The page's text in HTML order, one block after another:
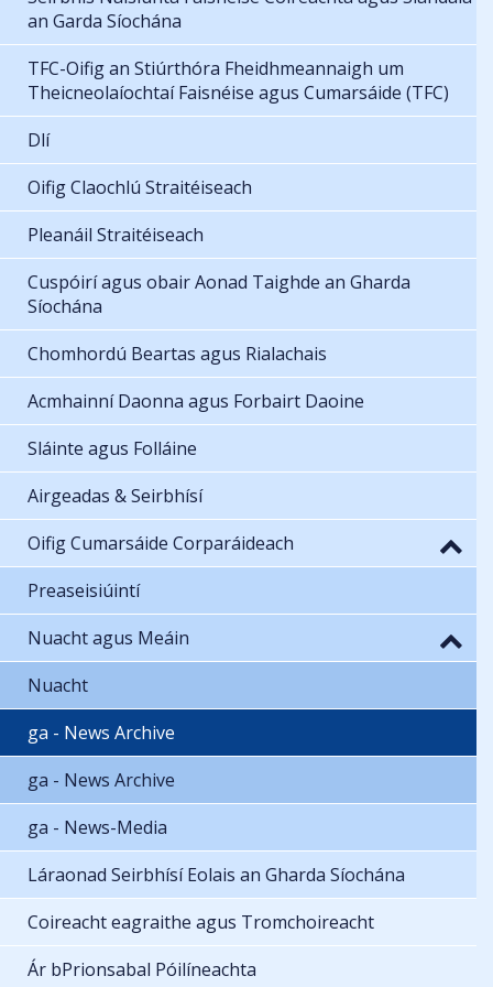
an Garda Síochána
TFC-Oifig an Stiúrthóra Fheidhmeannaigh um
Theicneolaíochtaí Faisnéise agus Cumarsáide (TFC)
Dlí
Oifig Claochlú Straitéiseach
Pleanáil Straitéiseach
Cuspóirí agus obair Aonad Taighde an Gharda
Síochána
Chomhordú Beartas agus Rialachais
Acmhainní Daonna agus Forbairt Daoine
Sláinte agus Folláine
Airgeadas & Seirbhísí
Oifig Cumarsáide Corparáideach
Preaseisiúintí
Nuacht agus Meáin
Nuacht
ga - News Archive
ga - News Archive
ga - News-Media
Láraonad Seirbhísí Eolais an Gharda Síochána
Coireacht eagraithe agus Tromchoireacht
Ár bPrionsabal Póilíneachta